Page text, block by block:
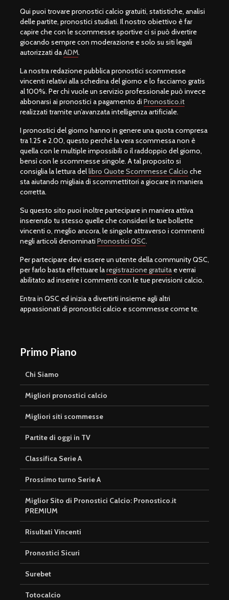
Qui puoi trovare pronostici calcio gratuiti, statistiche, analisi
delle partite, pronostici studiati. Il nostro obiettivo è far
capire che con le scommesse sportive ci si può divertire
giocando sempre con moderazione e solo su siti legali
autorizzati daADM.
La nostra redazione pubblica pronostici scommesse
vincenti relativi alla schedina del giorno e lo facciamo gratis
al 100%. Per chi vuole un servizio professionale può invece
abbonarsi ai pronostici a pagamento di Pronostico.it
realizzati tramite un’avanzata intelligenza artificiale.
I pronostici del giorno hanno in genere una quota compresa
tra 1.25 e 2.00, questo perché la vera scommessa non è
quella con le multiple impossibili o il raddoppio del giorno,
bensì con le scommesse singole. A tal proposito si
consiglia la lettura dellibro Quote Scommesse Calcio che
sta aiutando migliaia di scommettitori a giocare in maniera
corretta.
Su questo sito puoi inoltre partecipare in maniera attiva
inserendo tu stesso quelle che consideri le tue bollette
vincenti o, meglio ancora, le singole attraverso i commenti
negli articoli denominati Pronostici QSC.
Per partecipare devi essere un utente della community QSC,
per farlo basta effettuare laregistrazione gratuita e verrai
abilitato ad inserire i commenti con le tue previsioni calcio.
Entra in QSC ed inizia a divertirti insieme agli altri
appassionati di pronostici calcio e scommesse come te.
Primo Piano
Chi Siamo
Migliori pronostici calcio
Migliori siti scommesse
Partite di oggi in TV
Classifica Serie A
Prossimo turno Serie A
Miglior Sito di Pronostici Calcio: Pronostico.it
PREMIUM
Risultati Vincenti
Pronostici Sicuri
Surebet
Totocalcio